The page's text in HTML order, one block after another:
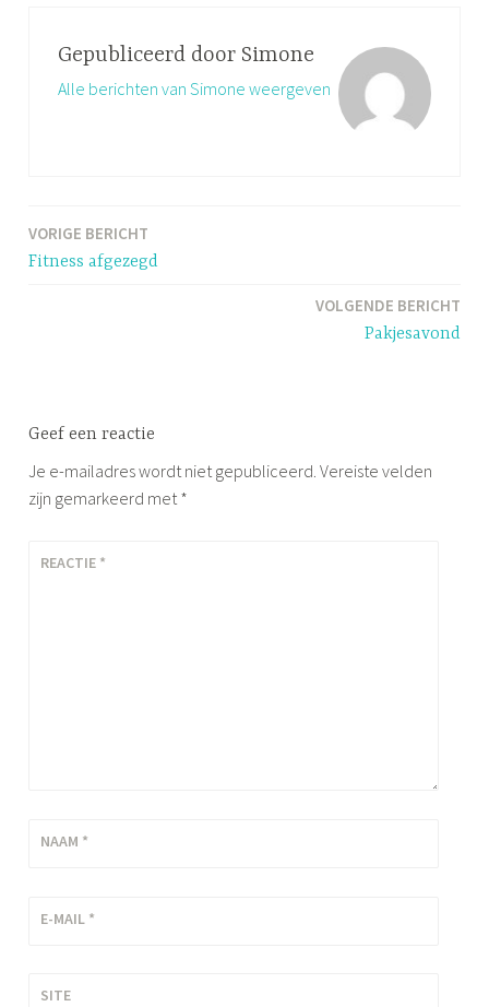
Gepubliceerd door Simone
Alle berichten van Simone weergeven
Bericht
navigatie
VORIGE BERICHT
Fitness afgezegd
VOLGENDE BERICHT
Pakjesavond
Geef een reactie
Je e-mailadres wordt niet gepubliceerd. Vereiste velden
zijn gemarkeerd met*
REACTIE *
NAAM *
E-MAIL *
SITE